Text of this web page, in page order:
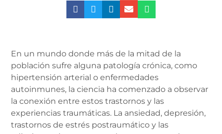
En un mundo donde más de la mitad de la
población sufre alguna patología crónica, como
hipertensión arterial o enfermedades
autoinmunes, la ciencia ha comenzado a observar
la conexión entre estos trastornos y las
experiencias traumáticas. La ansiedad, depresión,
trastornos de estrés postraumático y las